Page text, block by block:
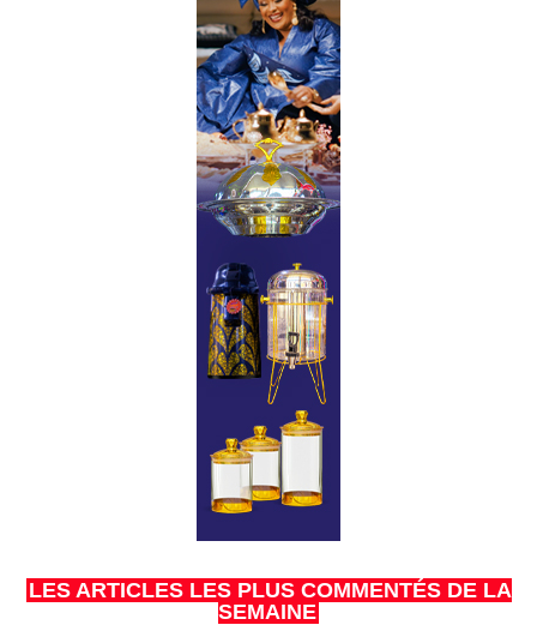
LES ARTICLES LES PLUS COMMENTÉS DE LA
SEMAINE